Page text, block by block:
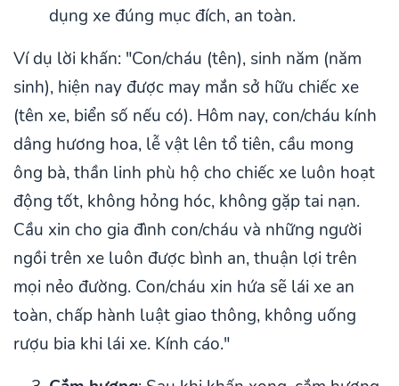
dụng xe đúng mục đích, an toàn.
Ví dụ lời khấn: "Con/cháu (tên), sinh năm (năm
sinh), hiện nay được may mắn sở hữu chiếc xe
(tên xe, biển số nếu có). Hôm nay, con/cháu kính
dâng hương hoa, lễ vật lên tổ tiên, cầu mong
ông bà, thần linh phù hộ cho chiếc xe luôn hoạt
động tốt, không hỏng hóc, không gặp tai nạn.
Cầu xin cho gia đình con/cháu và những người
ngồi trên xe luôn được bình an, thuận lợi trên
mọi nẻo đường. Con/cháu xin hứa sẽ lái xe an
toàn, chấp hành luật giao thông, không uống
rượu bia khi lái xe. Kính cáo."